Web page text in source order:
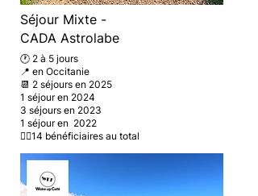
Séjour Mixte -
CADA Astrolabe
🕐 2 à 5 jours
📍 en Occitanie
📆 2 séjours en 2025
1 séjour en 2024
3 séjours en 2023
1 séjour en 2022
🚶‍♂️14 bénéficiaires au total